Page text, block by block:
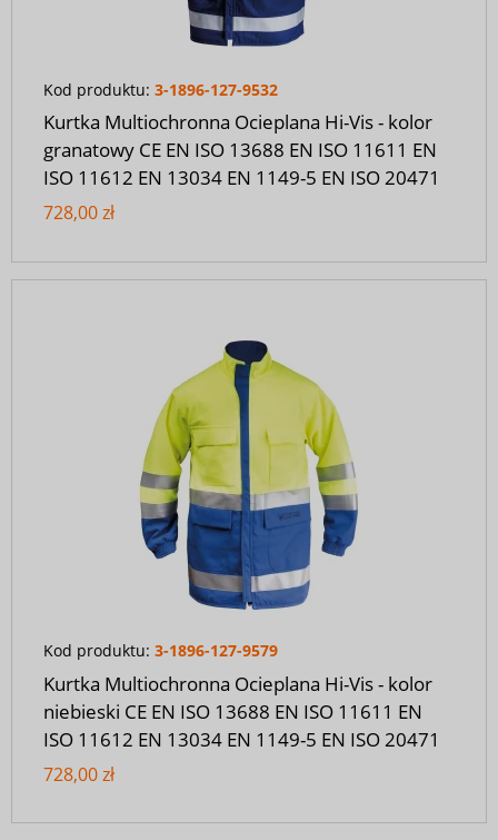
Kod produktu: 3-1896-127-9532
Kurtka Multiochronna Ocieplana Hi-Vis - kolor
granatowy CE EN ISO 13688 EN ISO 11611 EN
ISO 11612 EN 13034 EN 1149-5 EN ISO 20471
728,00 zł
Kod produktu: 3-1896-127-9579
Kurtka Multiochronna Ocieplana Hi-Vis - kolor
niebieski CE EN ISO 13688 EN ISO 11611 EN
ISO 11612 EN 13034 EN 1149-5 EN ISO 20471
728,00 zł